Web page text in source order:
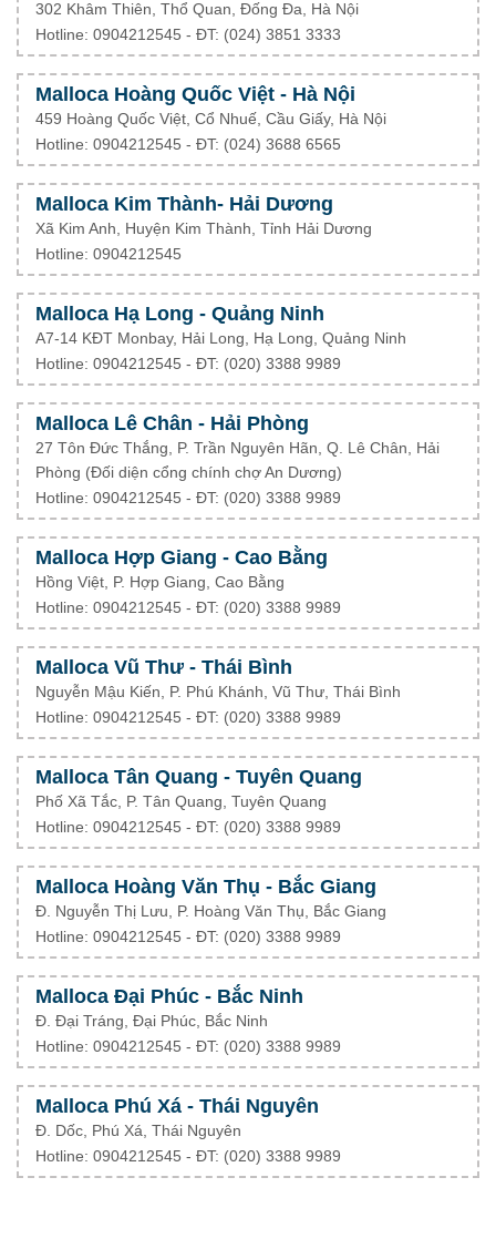
302 Khâm Thiên, Thổ Quan, Đống Đa, Hà Nội
Hotline: 0904212545 - ĐT: (024) 3851 3333
Malloca Hoàng Quốc Việt - Hà Nội
459 Hoàng Quốc Việt, Cổ Nhuế, Cầu Giấy, Hà Nội
Hotline: 0904212545 - ĐT: (024) 3688 6565
Malloca Kim Thành- Hải Dương
Xã Kim Anh, Huyện Kim Thành, Tỉnh Hải Dương
Hotline: 0904212545
Malloca Hạ Long - Quảng Ninh
A7-14 KĐT Monbay, Hải Long, Hạ Long, Quảng Ninh
Hotline: 0904212545 - ĐT: (020) 3388 9989
Malloca Lê Chân - Hải Phòng
27 Tôn Đức Thắng, P. Trần Nguyên Hãn, Q. Lê Chân, Hải
Phòng (Đối diện cổng chính chợ An Dương)
Hotline: 0904212545 - ĐT: (020) 3388 9989
Malloca Hợp Giang - Cao Bằng
Hồng Việt, P. Hợp Giang, Cao Bằng
Hotline: 0904212545 - ĐT: (020) 3388 9989
Malloca Vũ Thư - Thái Bình
Nguyễn Mậu Kiến, P. Phú Khánh, Vũ Thư, Thái Bình
Hotline: 0904212545 - ĐT: (020) 3388 9989
Malloca Tân Quang - Tuyên Quang
Phố Xã Tắc, P. Tân Quang, Tuyên Quang
Hotline: 0904212545 - ĐT: (020) 3388 9989
Malloca Hoàng Văn Thụ - Bắc Giang
Đ. Nguyễn Thị Lưu, P. Hoàng Văn Thụ, Bắc Giang
Hotline: 0904212545 - ĐT: (020) 3388 9989
Malloca Đại Phúc - Bắc Ninh
Đ. Đại Tráng, Đại Phúc, Bắc Ninh
Hotline: 0904212545 - ĐT: (020) 3388 9989
Malloca Phú Xá - Thái Nguyên
Đ. Dốc, Phú Xá, Thái Nguyên
Hotline: 0904212545 - ĐT: (020) 3388 9989